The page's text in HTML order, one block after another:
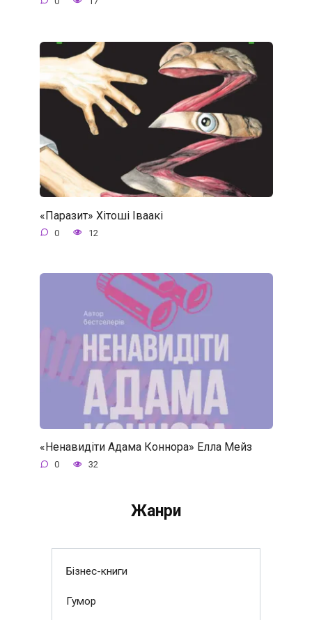
«Паразит» Хітоші Іваакі
0 12
«Ненавидіти Адама Коннора» Елла Мейз
0 32
Жанри
Бізнес-книги
Гумор